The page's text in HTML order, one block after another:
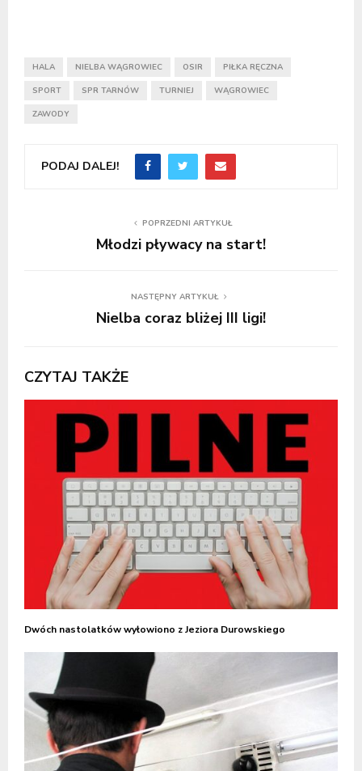
HALA NIELBA WĄGROWIEC OSIR PIŁKA RĘCZNA
SPORT SPR TARNÓW TURNIEJ WĄGROWIEC
ZAWODY
PODAJ DALEJ!
POPRZEDNI ARTYKUŁ
Młodzi pływacy na start!
NASTĘPNY ARTYKUŁ
Nielba coraz bliżej III ligi!
CZYTAJ TAKŻE
Dwóch nastolatków wyłowiono z Jeziora Durowskiego